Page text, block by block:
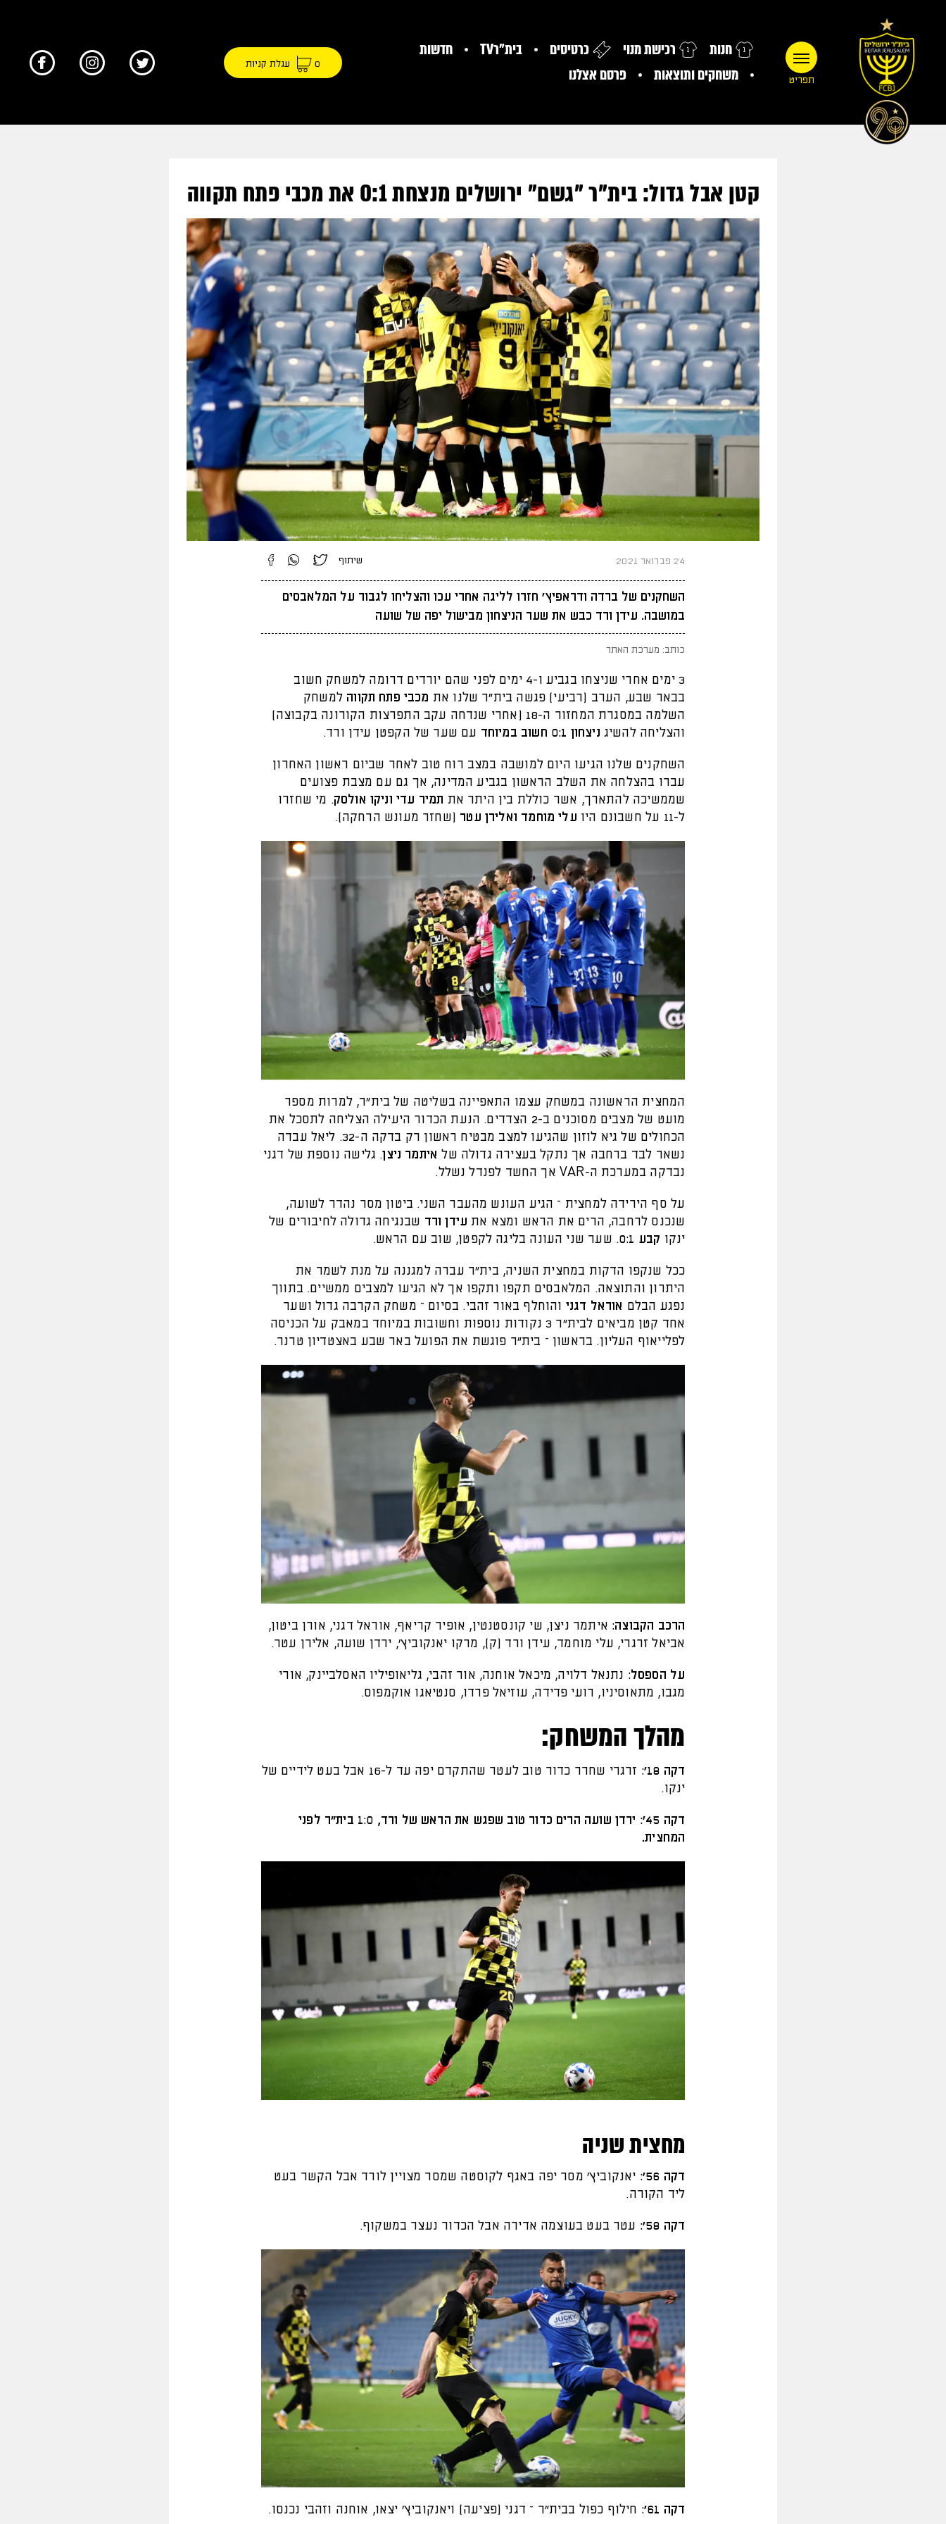
תפריט
חנות רכישת מנוי כרטיסים בית"רTV
חדשות
משחקים ותוצאות
פרסם אצלנו
0 עגלת קניות
קטן אבל גדול: בית"ר "גשם" ירושלים מנצחת 0:1 את מכבי פתח תקווה
24 פברואר 2021 שיתוף
השחקנים של ברדה ודראפיץ׳ חזרו לליגה אחרי עכו והצליחו לגבור על המלאבסים
במושבה. עידן ורד כבש את שער הניצחון מבישול יפה של שועה
כותב: מערכת האתר
3 ימים אחרי שניצחו בגביע ו-4 ימים לפני שהם יורדים דרומה למשחק חשוב
בבאר שבע, הערב (רביעי) פגשה בית״ר שלנו את מכבי פתח תקווה למשחק
השלמה במסגרת המחזור ה-18 (אחרי שנדחה עקב התפרצות הקורונה בקבוצה)
והצליחה להשיג ניצחון 0:1 חשוב במיוחד עם שער של הקפטן עידן ורד.
השחקנים שלנו הגיעו היום למושבה במצב רוח טוב לאחר שביום ראשון האחרון
עברו בהצלחה את השלב הראשון בגביע המדינה, אך גם עם מצבת פצועים
שממשיכה להתארך, אשר כוללת בין היתר את תמיר עדי וניקו אולסק. מי שחזרו
ל-11 על חשבונם היו
עלי מוחמד ואלירן עטר (שחזר מעונש הרחקה).
המחצית הראשונה במשחק עצמו התאפיינה בשליטה של בית״ר, למרות מספר
מועט של מצבים מסוכנים ב-2 הצדדים. הנעת הכדור היעילה הצליחה לתסכל את
הכחולים של גיא לוזון שהגיעו למצב מבטיח ראשון רק בדקה ה-32. ליאל עבדה
נשאר לבד ברחבה אך נתקל בעצירה גדולה של איתמר ניצן. גלישה נוספת של דגני
נבדקה במערכת ה-VAR אך החשד לפנדל נשלל.
על סף הירידה למחצית – הגיע העונש מהעבר השני. ביטון מסר נהדר לשועה,
שנכנס לרחבה, הרים את הראש ומצא את עידן ורד שבנגיחה גדולה לחיבורים של
ינקו קבע 0:1 . שער שני העונה בליגה לקפטן, שוב עם הראש.
ככל שנקפו הדקות במחצית השניה, בית״ר עברה למגננה על מנת לשמר את
היתרון והתוצאה. המלאבסים תקפו ותקפו אך לא הגיעו למצבים ממשיים. בתווך
נפגע הבלם אוראל דגני והוחלף באור זהבי. בסיום – משחק הקרבה גדול ושער
אחד קטן מביאים לבית״ר 3 נקודות נוספות וחשובות במיוחד במאבק על הכניסה
לפלייאוף העליון. בראשון – בית״ר פוגשת את הפועל באר שבע באצטדיון טרנר.
הרכב הקבוצה: איתמר ניצן, שי קונסטנטין, אופיר קריאף, אוראל דגני, אורן ביטון,
אביאל זרגרי, עלי מוחמד, עידן ורד (ק), מרקו יאנקוביץ׳, ירדן שועה, אלירן עטר.
על הספסל: נתנאל דלויה, מיכאל אוחנה, אור זהבי, גליאופיליו האסלביינק, אורי
מגבו, מתאוסיניו, רועי פדידה, עוזיאל פרדו, סנטיאגו אוקמפוס.
מהלך המשחק:
דקה 18':
זרגרי שחרר כדור טוב לעטר שהתקדם יפה עד ל-16 אבל בעט לידיים של
ינקו.
דקה 45': ירדן שועה הרים כדור טוב שפגש את הראש של ורד, 1:0 בית"ר לפני
המחצית.
מחצית שניה
דקה 56':
יאנקוביץ' מסר יפה באגף לקוסטה שמסר מצויין לורד אבל הקשר בעט
ליד הקורה.
דקה 58': עטר בעט בעוצמה אדירה אבל הכדור נעצר במשקוף.
דקה 61': חילוף כפול בבית"ר – דגני (פציעה) ויאנקוביץ' יצאו, אוחנה וזהבי נכנסו.